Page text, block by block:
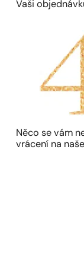
Vaši
Něco se vám
vrácení na